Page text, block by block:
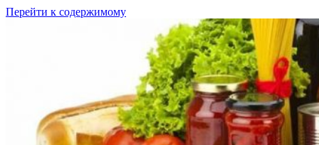
Перейти к содержимому